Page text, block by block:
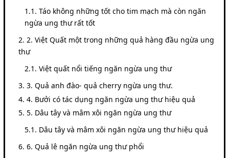
Táo không những tốt cho tim mạch mà còn ngăn
ngừa ung thư rất tốt
2. Việt Quất một trong những quả hàng đầu ngừa ung
thư
Việt quất nổi tiếng ngăn ngừa ung thư
3. Quả anh đào- quả cherry ngừa ung thư.
4. Bưởi có tác dụng ngăn ngừa ung thư hiệu quả
5. Dâu tây và mâm xôi ngăn ngừa ung thư
Dâu tây và mâm xôi ngăn ngừa ung thư hiệu quả
6. Quả lê ngăn ngừa ung thư phổi